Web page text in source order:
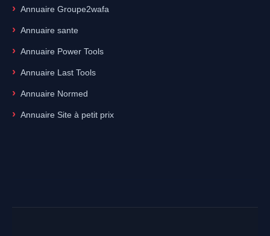
Annuaire Groupe2wafa
Annuaire sante
Annuaire Power Tools
Annuaire Last Tools
Annuaire Normed
Annuaire Site à petit prix